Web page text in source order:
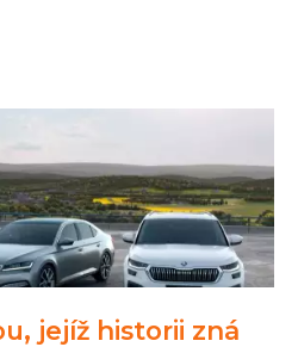
jejíž historii zná